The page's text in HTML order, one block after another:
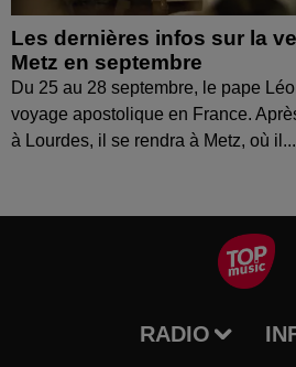
Les dernières infos sur la
Metz en septembre
Du 25 au 28 septembre, le pape
voyage apostolique en France.
à Lourdes, il se rendra à Metz, où il...
RADIO